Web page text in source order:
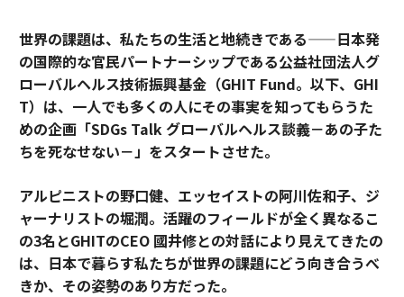
世界の課題は、私たちの生活と地続きである——日本発
の国際的な官民パートナーシップである公益社団法人グ
ローバルヘルス技術振興基金（GHIT Fund。以下、GHI
T）は、一人でも多くの人にその事実を知ってもらうた
めの企画「SDGs Talk グローバルヘルス談義－あの子た
ちを死なせない－」をスタートさせた。
アルピニストの野口健、エッセイストの阿川佐和子、ジ
ャーナリストの堀潤。活躍のフィールドが全く異なるこ
の3名とGHITのCEO 國井修との対話により見えてきたの
は、日本で暮らす私たちが世界の課題にどう向き合うべ
きか、その姿勢のあり方だった。